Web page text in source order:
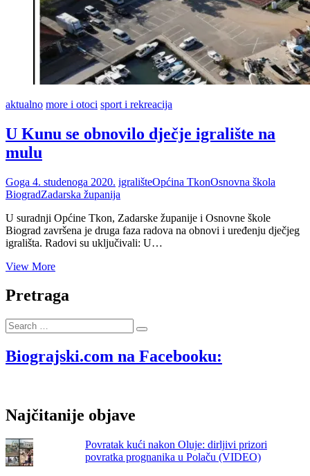
aktualno more i otoci sport i rekreacija
U Kunu se obnovilo dječje igralište na
mulu
Goga 4. studenoga 2020. igrališteOpćina TkonOsnovna škola
BiogradZadarska županija
U suradnji Općine Tkon, Zadarske županije i Osnovne škole
Biograd završena je druga faza radova na obnovi i uređenju dječjeg
igrališta. Radovi su uključivali: U…
View MoreU
se
obnovilo
mulu
Pretraga
Search
…
Biograjski.com na Facebooku:
Najčitanije objave
Povratak kući nakon Oluje: dirljivi prizori
povratka prognanika u Polaču (VIDEO)